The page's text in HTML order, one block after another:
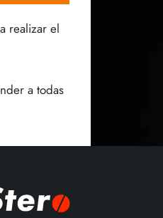
realizar el
a todas